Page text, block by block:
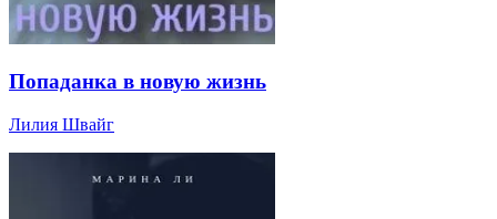
Попаданка в новую жизнь
Лилия Швайг